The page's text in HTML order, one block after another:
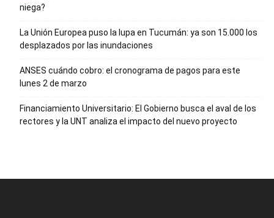
niega?
La Unión Europea puso la lupa en Tucumán: ya son 15.000 los
desplazados por las inundaciones
ANSES cuándo cobro: el cronograma de pagos para este
lunes 2 de marzo
Financiamiento Universitario: El Gobierno busca el aval de los
rectores y la UNT analiza el impacto del nuevo proyecto